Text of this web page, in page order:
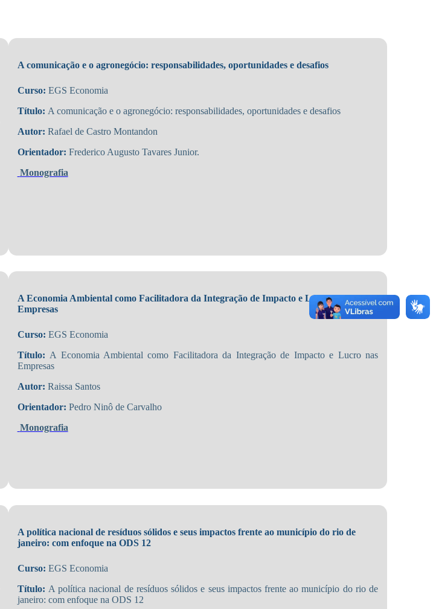
A comunicação e o agronegócio: responsabilidades, oportunidades e desafios
Curso: EGS Economia
Título: A comunicação e o agronegócio: responsabilidades, oportunidades e desafios
Autor: Rafael de Castro Montandon
Orientador: Frederico Augusto Tavares Junior.
Monografia
A Economia Ambiental como Facilitadora da Integração de Impacto e Lucro nas
Empresas
Curso: EGS Economia
Título: A Economia Ambiental como Facilitadora da Integração de Impacto e Lucro nas
Empresas
Autor: Raissa Santos
Orientador: Pedro Ninô de Carvalho
Monografia
A política nacional de resíduos sólidos e seus impactos frente ao município do rio de
janeiro: com enfoque na ODS 12
Curso: EGS Economia
Título: A política nacional de resíduos sólidos e seus impactos frente ao município do rio de
janeiro: com enfoque na ODS 12